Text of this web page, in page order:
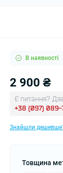
В наявності
2 900 ₴
Є питання?
+38 (097)
Знайшли
Товщина